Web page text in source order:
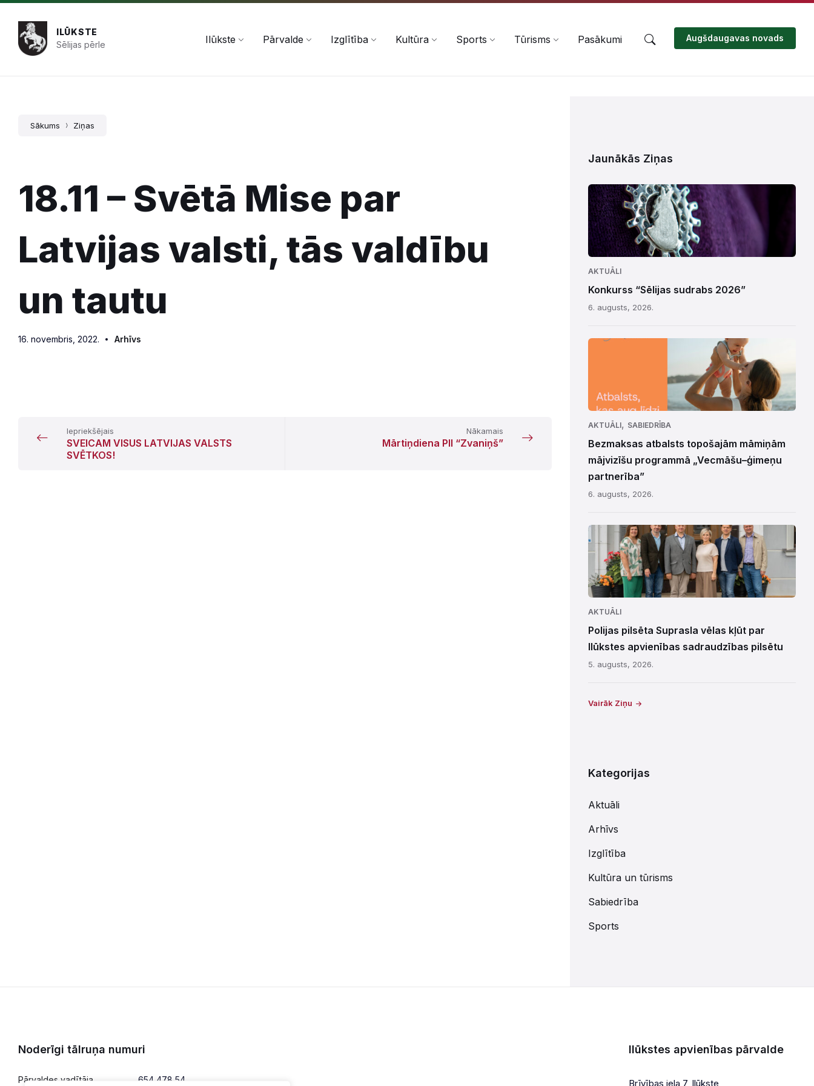
Pāriet
saturu
Skip
navigation
Skip
footer
ILŪKSTE
Sēlijas pērle
Ilūkste Pārvalde Izglītība Kultūra Sports Tūrisms Pasākumi Augšdaugavas novads
Sākums Ziņas
18.11 – Svētā Mise par
Latvijas valsti, tās valdību
un tautu
16. novembris, 2022. Arhīvs
Iepriekšējais
SVEICAM VISUS LATVIJAS VALSTS
SVĒTKOS!
Nākamais
Mārtiņdiena PII “Zvaniņš”
Jaunākās Ziņas
AKTUĀLI
Konkurss “Sēlijas sudrabs 2026”
6. augusts, 2026.
AKTUĀLI, SABIEDRĪBA
Bezmaksas atbalsts topošajām māmiņām
mājvizīšu programmā „Vecmāšu–ģimeņu
partnerība”
6. augusts, 2026.
AKTUĀLI
Polijas pilsēta Suprasla vēlas kļūt par
Ilūkstes apvienības sadraudzības pilsētu
5. augusts, 2026.
Vairāk Ziņu
Kategorijas
Aktuāli
Arhīvs
Izglītība
Kultūra un tūrisms
Sabiedrība
Sports
Noderīgi tālruņa numuri
Pārvaldes vadītāja 654 478 54
Ilūkstes apvienības pārvalde
Brīvības iela 7, Ilūkste,